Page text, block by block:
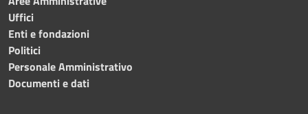
Uffici
Enti e fondazioni
Politici
Personale Amministrativo
Documenti e dati